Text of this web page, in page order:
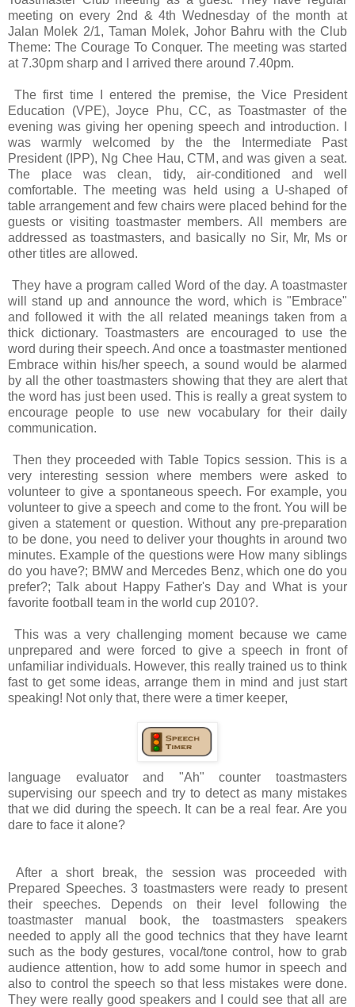
meeting on every 2nd & 4th Wednesday of the month at
Jalan Molek 2/1, Taman Molek, Johor Bahru with the Club
Theme: The Courage To Conquer. The meeting was started
at 7.30pm sharp and I arrived there around 7.40pm.
The first time I entered the premise, the Vice President
Education (VPE), Joyce Phu, CC, as Toastmaster of the
evening was giving her opening speech and introduction. I
was warmly welcomed by the the Intermediate Past
President (IPP), Ng Chee Hau, CTM, and was given a seat.
The place was clean, tidy, air-conditioned and well
comfortable. The meeting was held using a U-shaped of
table arrangement and few chairs were placed behind for the
guests or visiting toastmaster members. All members are
addressed as toastmasters, and basically no Sir, Mr, Ms or
other titles are allowed.
They have a program called Word of the day. A toastmaster
will stand up and announce the word, which is "Embrace"
and followed it with the all related meanings taken from a
thick dictionary. Toastmasters are encouraged to use the
word during their speech. And once a toastmaster mentioned
Embrace within his/her speech, a sound would be alarmed
by all the other toastmasters showing that they are alert that
the word has just been used. This is really a great system to
encourage people to use new vocabulary for their daily
communication.
Then they proceeded with Table Topics session. This is a
very interesting session where members were asked to
volunteer to give a spontaneous speech. For example, you
volunteer to give a speech and come to the front. You will be
given a statement or question. Without any pre-preparation
to be done, you need to deliver your thoughts in around two
minutes. Example of the questions were How many siblings
do you have?; BMW and Mercedes Benz, which one do you
prefer?; Talk about Happy Father's Day and What is your
favorite football team in the world cup 2010?.
This was a very challenging moment because we came
unprepared and were forced to give a speech in front of
unfamiliar individuals. However, this really trained us to think
fast to get some ideas, arrange them in mind and just start
speaking! Not only that, there were a timer keeper,
language evaluator and "Ah" counter toastmasters
supervising our speech and try to detect as many mistakes
that we did during the speech. It can be a real fear. Are you
dare to face it alone?
After a short break, the session was proceeded with
Prepared Speeches. 3 toastmasters were ready to present
their speeches. Depends on their level following the
toastmaster manual book, the toastmasters speakers
needed to apply all the good technics that they have learnt
such as the body gestures, vocal/tone control, how to grab
audience attention, how to add some humor in speech and
also to control the speech so that less mistakes were done.
They were really good speakers and I could see that all are